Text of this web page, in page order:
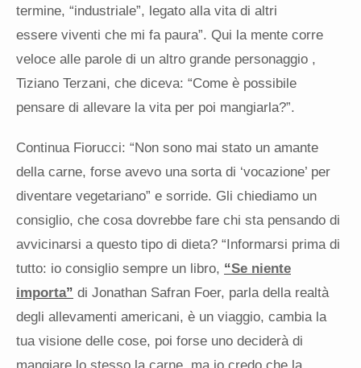
termine, “industriale”, legato alla vita di altri
essere viventi che mi fa paura”. Qui la mente corre
veloce alle parole di un altro grande personaggio ,
Tiziano Terzani, che diceva: “Come è possibile
pensare di allevare la vita per poi mangiarla?”.
Continua Fiorucci: “Non sono mai stato un amante
della carne, forse avevo una sorta di ‘vocazione’ per
diventare vegetariano” e sorride. Gli chiediamo un
consiglio, che cosa dovrebbe fare chi sta pensando di
avvicinarsi a questo tipo di dieta? “Informarsi prima di
tutto: io consiglio sempre un libro, “Se niente
importa” di Jonathan Safran Foer, parla della realtà
degli allevamenti americani, è un viaggio, cambia la
tua visione delle cose, poi forse uno deciderà di